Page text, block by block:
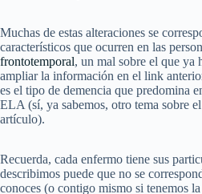
Muchas de estas alteraciones se
característicos que ocurren en las
frontotemporal, un mal sobre el que ya
ampliar la información en el link
es el tipo de demencia que predomina
ELA (sí, ya sabemos, otro tema sobre
artículo).
Recuerda, cada enfermo tiene sus
describimos puede que no se
conoces (o contigo mismo si tenemos